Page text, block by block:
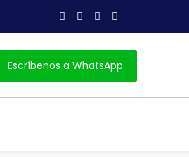
Escríbenos a WhatsApp